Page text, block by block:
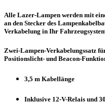
Alle Lazer-Lampen werden mit
an den Stecker des
Verkabelung in Ihr
Zwei-Lampen-Verkabelungssatz
Positionslicht- und Beacon-
3,5 m Kabellänge
Inklusive 12-V-Relais und